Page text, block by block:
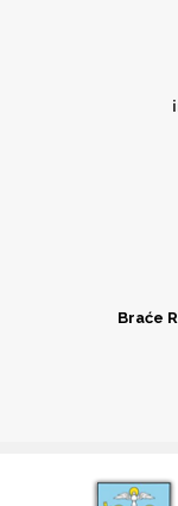
Braće